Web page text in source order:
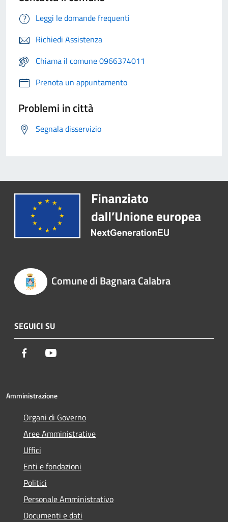
Leggi le domande frequenti
Richiedi Assistenza
Chiama il comune 0966374011
Prenota un appuntamento
Problemi in città
Segnala disservizio
Comune di Bagnara Calabra
SEGUICI SU
Facebook
Amministrazione
Organi di Governo
Aree Amministrative
Uffici
Enti e fondazioni
Politici
Personale Amministrativo
Documenti e dati